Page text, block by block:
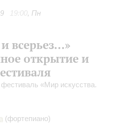
19:00, Пн
всерьез…»
открытие и
«Мир искусства.
(фортепиано)